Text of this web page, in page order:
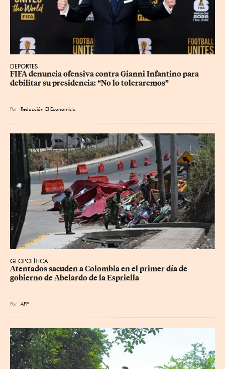
DEPORTES
FIFA denuncia ofensiva contra Gianni Infantino para
debilitar su presidencia: “No lo toleraremos”
Por Redacción El Economista
GEOPOLÍTICA
Atentados sacuden a Colombia en el primer día de
gobierno de Abelardo de la Espriella
Por AFP